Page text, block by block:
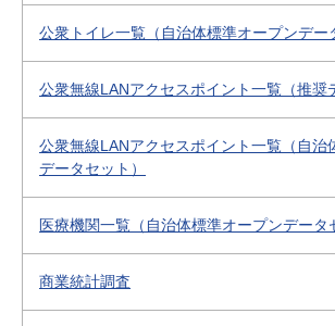
公衆トイレ一覧（自治体標準オープンデー
公衆無線LANアクセスポイント一覧（推奨
公衆無線LANアクセスポイント一覧（自治
データセット）
医療機関一覧（自治体標準オープンデータ
商業統計調査